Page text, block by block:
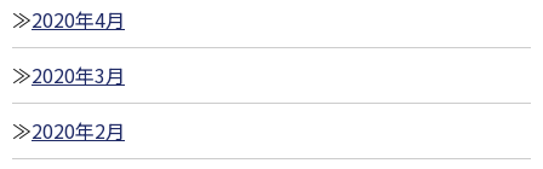
2020年4月
2020年3月
2020年2月